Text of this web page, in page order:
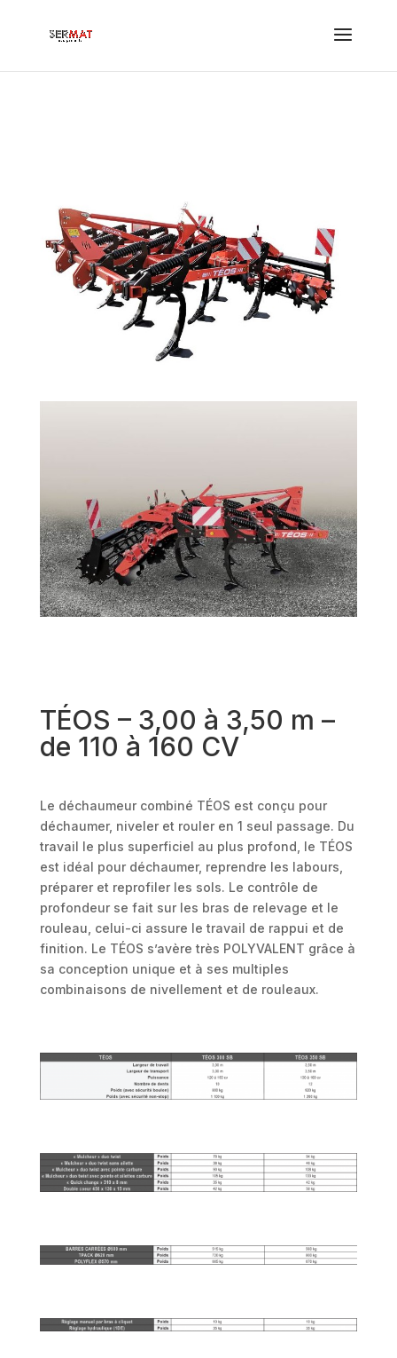
TÉOS – 3,00 à 3,50 m –
de 110 à 160 CV
Le déchaumeur combiné TÉOS est conçu pour
déchaumer, niveler et rouler en 1 seul passage. Du
travail le plus superficiel au plus profond, le TÉOS
est idéal pour déchaumer, reprendre les labours,
préparer et reprofiler les sols. Le contrôle de
profondeur se fait sur les bras de relevage et le
rouleau, celui-ci assure le travail de rappui et de
finition. Le TÉOS s’avère très POLYVALENT grâce à
sa conception unique et à ses multiples
combinaisons de nivellement et de rouleaux.